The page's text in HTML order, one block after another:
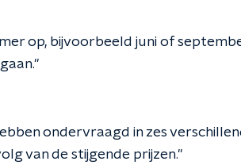
op, bijvoorbeeld juni of
ondervraagd in zes
van de stijgende prijzen."